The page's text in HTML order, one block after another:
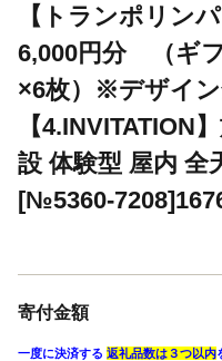
【トランポリン
6,000円分 （ギ
×6枚）※デザイ
【4.INVITATION
設 体験型 屋内 全
[№5360-
寄付金額
一度に決済する 返礼品数は３つ以内